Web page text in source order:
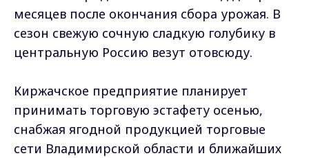
месяцев после окончания сбора урожая. В
сезон свежую сочную сладкую голубику в
центральную Россию везут отовсюду.
Киржачское предприятие планирует
принимать торговую эстафету осенью,
снабжая ягодной продукцией торговые
сети Владимирской области и ближайших